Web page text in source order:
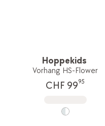
Hoppekids
Vorhang HS-Flower
CHF 9995